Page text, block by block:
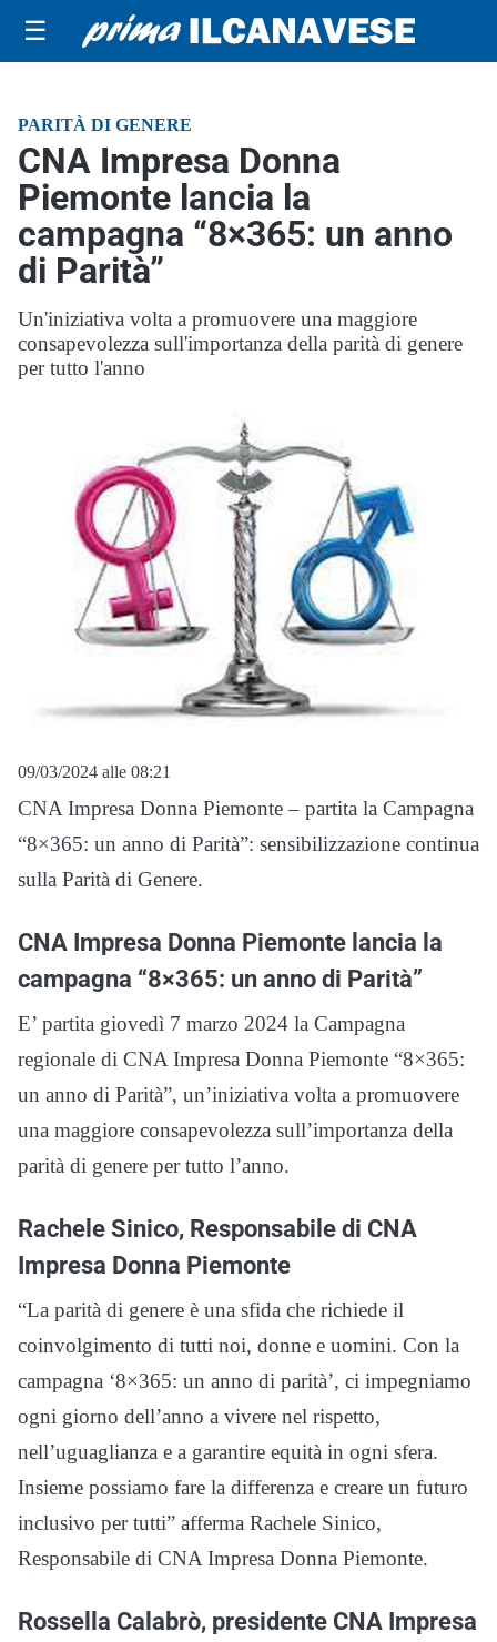
☰
PARITÀ DI GENERE
CNA Impresa Donna
Piemonte lancia la
campagna “8×365: un anno
di Parità”
Un'iniziativa volta a promuovere una maggiore
consapevolezza sull'importanza della parità di genere
per tutto l'anno
09/03/2024 alle 08:21
CNA Impresa Donna Piemonte – partita la Campagna
“8×365: un anno di Parità”: sensibilizzazione continua
sulla Parità di Genere.
CNA Impresa Donna Piemonte lancia la
campagna “8×365: un anno di Parità”
E’ partita giovedì 7 marzo 2024 la Campagna
regionale di CNA Impresa Donna Piemonte “8×365:
un anno di Parità”, un’iniziativa volta a promuovere
una maggiore consapevolezza sull’importanza della
parità di genere per tutto l’anno.
Rachele Sinico, Responsabile di CNA
Impresa Donna Piemonte
“La parità di genere è una sfida che richiede il
coinvolgimento di tutti noi, donne e uomini. Con la
campagna ‘8×365: un anno di parità’, ci impegniamo
ogni giorno dell’anno a vivere nel rispetto,
nell’uguaglianza e a garantire equità in ogni sfera.
Insieme possiamo fare la differenza e creare un futuro
inclusivo per tutti” afferma Rachele Sinico,
Responsabile di CNA Impresa Donna Piemonte.
Rossella Calabrò, presidente CNA Impresa